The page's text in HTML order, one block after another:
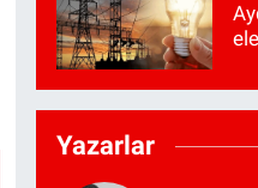
Yazarlar